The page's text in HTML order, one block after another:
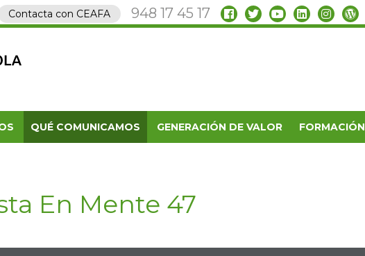
Contacta con CEAFA 948 17 45 17
QUÉ COMUNICAMOS GENERACIÓN DE VALOR FORMACIÓN
En Mente 47